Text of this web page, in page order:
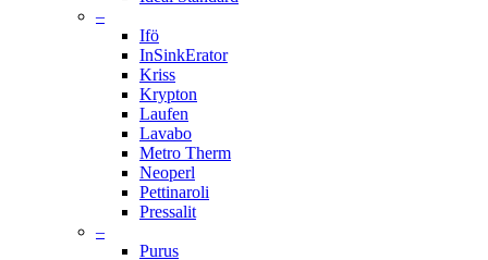
–
Ifö
InSinkErator
Kriss
Krypton
Laufen
Lavabo
Metro Therm
Neoperl
Pettinaroli
Pressalit
–
Purus